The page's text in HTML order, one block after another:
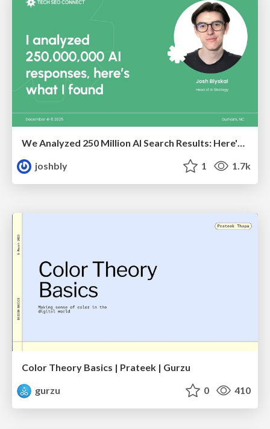
joshbly
1 1.7k
Color Theory Basics | Prateek | Gurzu
gurzu
0 410